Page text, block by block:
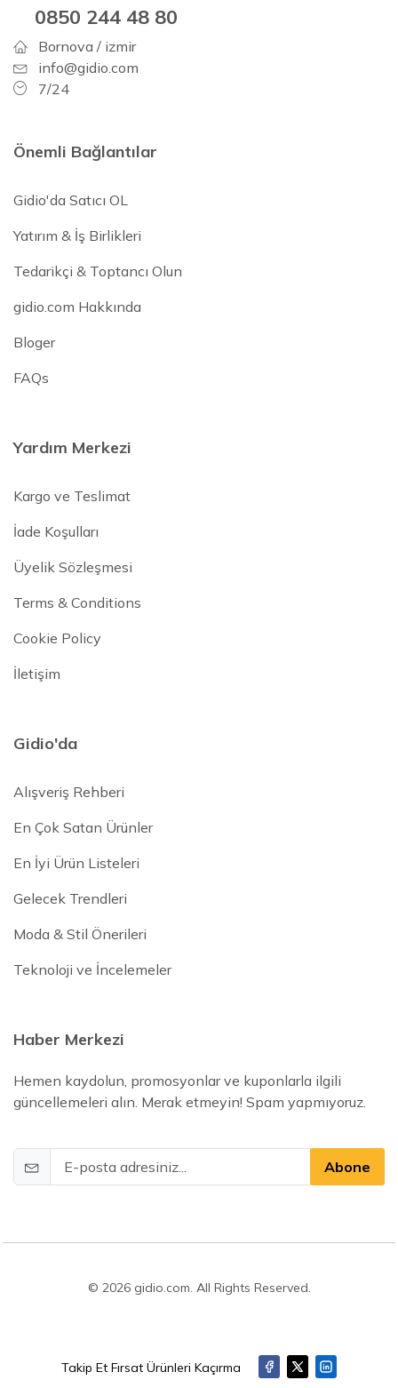
0850 244 48 80
Bornova / izmir
info@gidio.com
7/24
Önemli Bağlantılar
Gidio'da Satıcı OL
Yatırım & İş Birlikleri
Tedarikçi & Toptancı Olun
gidio.com Hakkında
Bloger
FAQs
Yardım Merkezi
Kargo ve Teslimat
İade Koşulları
Üyelik Sözleşmesi
Terms & Conditions
Cookie Policy
İletişim
Gidio'da
Alışveriş Rehberi
En Çok Satan Ürünler
En İyi Ürün Listeleri
Gelecek Trendleri
Moda & Stil Önerileri
Teknoloji ve İncelemeler
Haber Merkezi
Hemen kaydolun, promosyonlar ve kuponlarla ilgili
güncellemeleri alın. Merak etmeyin! Spam yapmıyoruz.
Abone
© 2026 gidio.com. All Rights Reserved.
Takip Et Fırsat Ürünleri Kaçırma